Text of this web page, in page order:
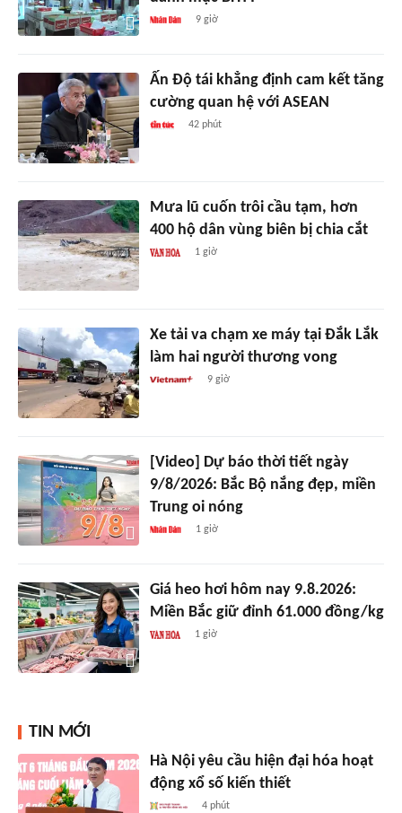
9 giờ
Ấn Độ tái khẳng định cam kết tăng
cường quan hệ với ASEAN
42 phút
Mưa lũ cuốn trôi cầu tạm, hơn
400 hộ dân vùng biên bị chia cắt
1 giờ
Xe tải va chạm xe máy tại Đắk Lắk
làm hai người thương vong
9 giờ
[Video] Dự báo thời tiết ngày
9/8/2026: Bắc Bộ nắng đẹp, miền
Trung oi nóng
1 giờ
Giá heo hơi hôm nay 9.8.2026:
Miền Bắc giữ đỉnh 61.000 đồng/kg
1 giờ
TIN MỚI
Hà Nội yêu cầu hiện đại hóa hoạt
động xổ số kiến thiết
4 phút